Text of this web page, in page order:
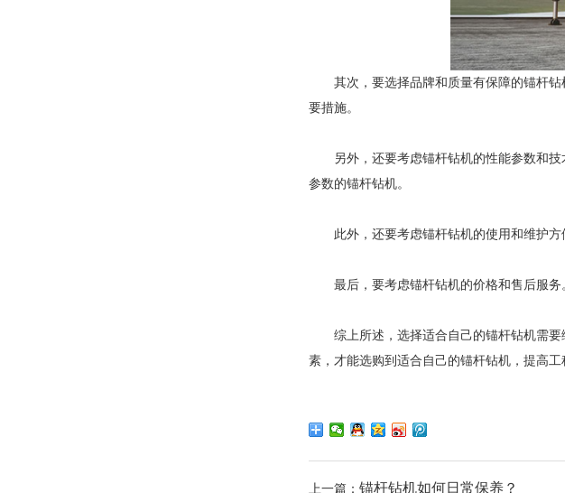
其次，要选择品牌和质量有保障的锚杆
要措施。
另外，还要考虑锚杆钻机的性能参数和
参数的锚杆钻机。
此外，还要考虑锚杆钻机的使用和维护
最后，要考虑锚杆钻机的价格和售后服
综上所述，选择适合自己的锚杆钻机需要
素，才能选购到适合自己的锚杆钻机，提高工
上一篇： 锚杆钻机如何日常保养？